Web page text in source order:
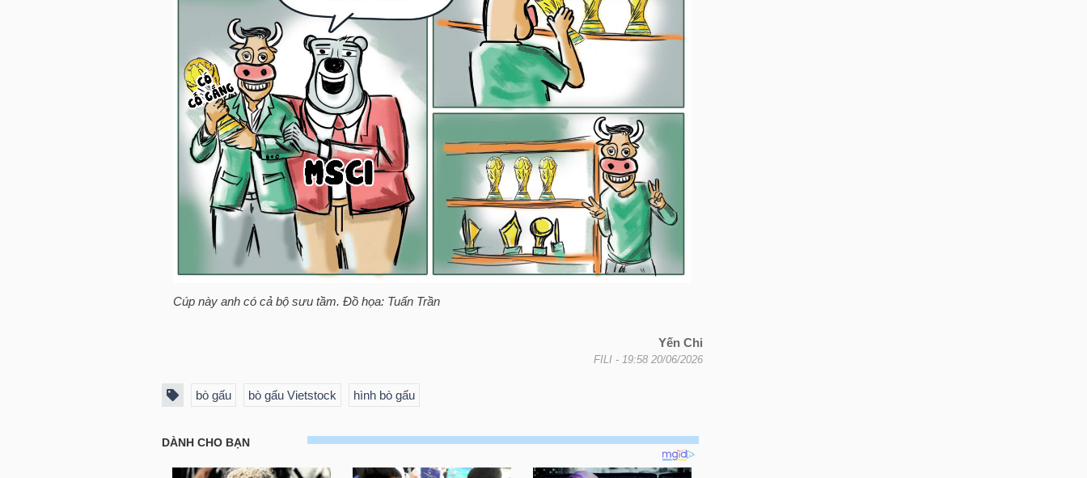
Cúp này anh có cả bộ sưu tầm. Đồ họa: Tuấn Trần
Yến Chi
FILI - 19:58 20/06/2026
bò gấu bò gấu Vietstock hình bò gấu